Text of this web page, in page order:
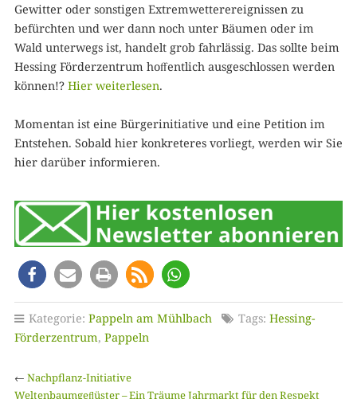
Gewitter oder sonstigen Extremwetterereignissen zu
befürchten und wer dann noch unter Bäumen oder im
Wald unterwegs ist, handelt grob fahrlässig. Das sollte beim
Hessing Förderzentrum hoﬀentlich ausgeschlossen werden
können!? Hier weiterlesen.
Momentan ist eine Bürgerinitiative und eine Petition im
Entstehen. Sobald hier konkreteres vorliegt, werden wir Sie
hier darüber informieren.
Kategorie: Pappeln am Mühlbach Tags: Hessing-
Förderzentrum, Pappeln
← Nachpflanz-Initiative
Weltenbaumgeﬂüster – Ein Träume Jahrmarkt für den Respekt